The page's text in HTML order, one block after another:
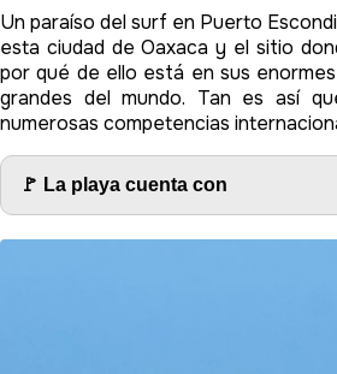
Un paraíso del surf en Puerto
esta ciudad de Oaxaca y el sitio
por qué de ello está en sus
grandes del mundo. Tan es así
numerosas competencias
🚩 La playa cuenta con